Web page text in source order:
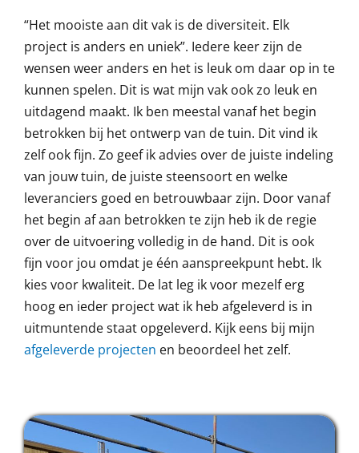
“Het mooiste aan dit vak is de diversiteit. Elk
project is anders en uniek”. Iedere keer zijn de
wensen weer anders en het is leuk om daar op in te
kunnen spelen. Dit is wat mijn vak ook zo leuk en
uitdagend maakt. Ik ben meestal vanaf het begin
betrokken bij het ontwerp van de tuin. Dit vind ik
zelf ook fijn. Zo geef ik advies over de juiste indeling
van jouw tuin, de juiste steensoort en welke
leveranciers goed en betrouwbaar zijn. Door vanaf
het begin af aan betrokken te zijn heb ik de regie
over de uitvoering volledig in de hand. Dit is ook
fijn voor jou omdat je één aanspreekpunt hebt. Ik
kies voor kwaliteit. De lat leg ik voor mezelf erg
hoog en ieder project wat ik heb afgeleverd is in
uitmuntende staat opgeleverd. Kijk eens bij mijn
afgeleverde projecten en beoordeel het zelf.